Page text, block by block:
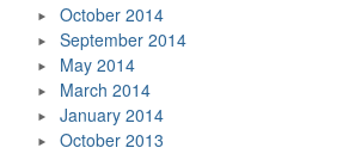
October 2014
September 2014
May 2014
March 2014
January 2014
October 2013